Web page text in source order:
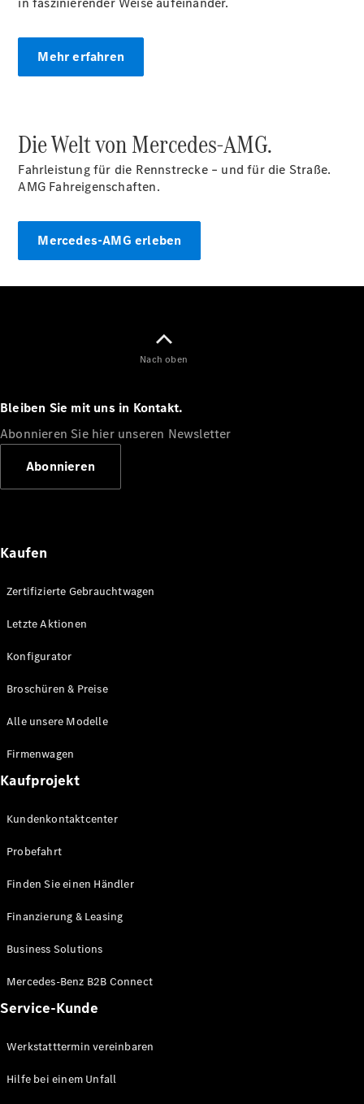
Kompaktwagen
Alle
Kompaktlimousinen
Kompaktlimousine
B-Klasse
Alle Coupés
CLE Coupé
Coupé
Konfigurator
Benz Store
Cabriolets
Cabriolet
AMG SL
Mercedes-
Monogram
Konfigurator
Benz Store
Mehr erfahren
Die Welt von Mercedes-AMG.
Fahrleistung für die Rennstrecke – und für die Straße.
AMG Fahreigenschaften.
Mercedes-AMG erleben
Nach oben
Bleiben Sie mit uns in Kontakt.
Abonnieren Sie hier unseren Newsletter
Abonnieren
Kaufen
Zertifizierte Gebrauchtwagen
Letzte Aktionen
Konfigurator
Broschüren & Preise
Alle unsere Modelle
Firmenwagen
Kaufprojekt
Kundenkontaktcenter
Probefahrt
Finden Sie einen Händler
Finanzierung & Leasing
Business Solutions
Mercedes-Benz B2B Connect
Service-Kunde
Werkstatttermin vereinbaren
Hilfe bei einem Unfall